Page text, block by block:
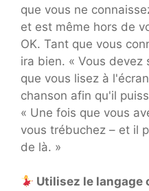
que vous ne
et est même hors de
OK. Tant que vous
ira bien. « Vous devez
que vous lisez à
chanson afin qu'il
« Une fois que vous
vous trébuchez – et il
de là. »
Utilisez le langage